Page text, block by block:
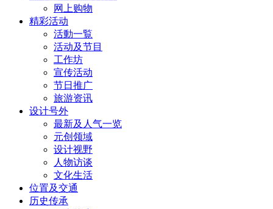
网上购物
精彩活动
活動一覧
活动及节目
工作坊
宣传活动
节日推广
旅游资讯
设计号外
最新及人气一览
元创领域
设计视野
人物访谈
文化生活
位置及交通
历史传承